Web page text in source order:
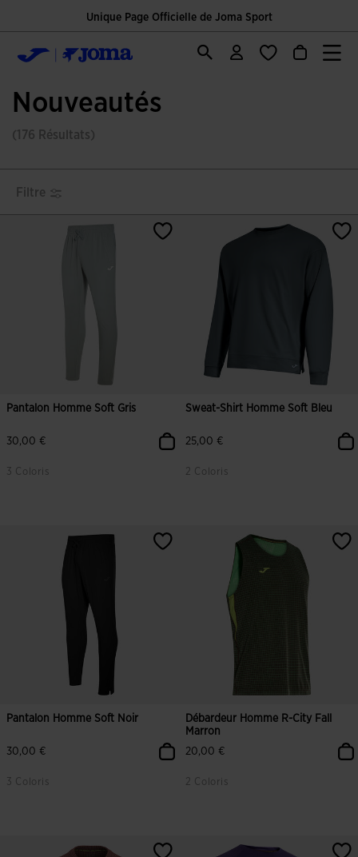
Unique Page Officielle de Joma Sport
Nouveautés
(176 Résultats)
Filtre
Pantalon Homme Soft Gris
30,00 €
3 Coloris
Sweat-Shirt Homme Soft Bleu
25,00 €
2 Coloris
Pantalon Homme Soft Noir
30,00 €
3 Coloris
Débardeur Homme R-City Fall
Marron
20,00 €
2 Coloris